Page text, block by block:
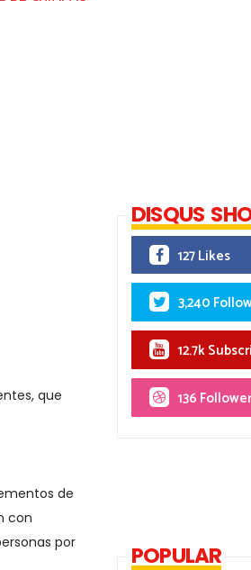
que
de
con
por
DISQUS
127 Likes
3,240
12.7k
136
POPULAR